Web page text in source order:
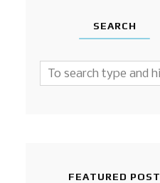
SEARCH
FEATURED POST